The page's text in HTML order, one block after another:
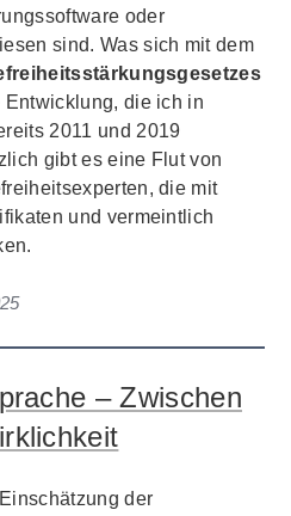
oder
sind. Was sich mit dem
die ich in
2011 und 2019
gibt es eine Flut von
die mit
und vermeintlich
– Zwischen
der